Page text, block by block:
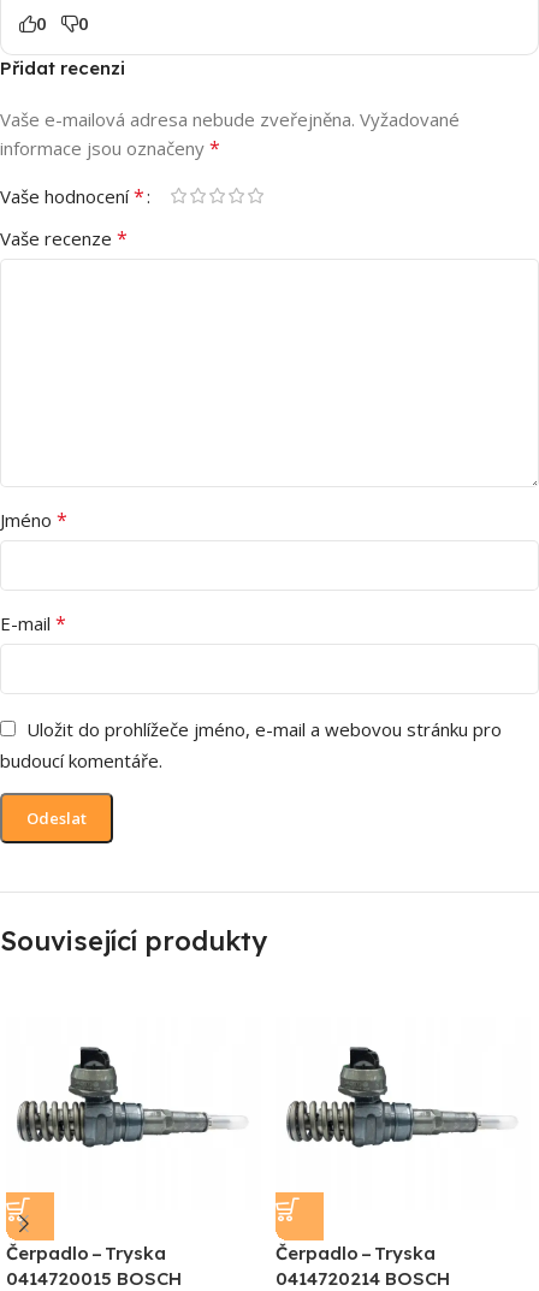
0 0
Přidat recenzi
Vaše e-mailová adresa nebude zveřejněna. Vyžadované
informace jsou označeny *
Vaše hodnocení*
Vaše recenze *
Jméno *
E-mail *
Uložit do prohlížeče jméno, e-mail a webovou stránku pro
budoucí komentáře.
Související produkty
Čerpadlo – Tryska
0414720015 BOSCH
Čerpadlo – Tryska
0414720214 BOSCH